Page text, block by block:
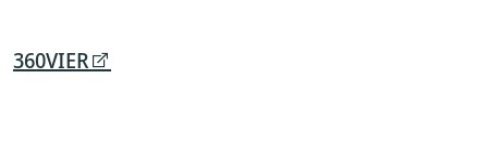
360VIER